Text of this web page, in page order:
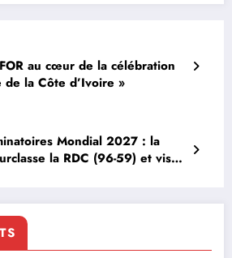
au cœur de la célébration
de la Côte d’Ivoire »
Mondial 2027 : la
la RDC (96-59) et vise